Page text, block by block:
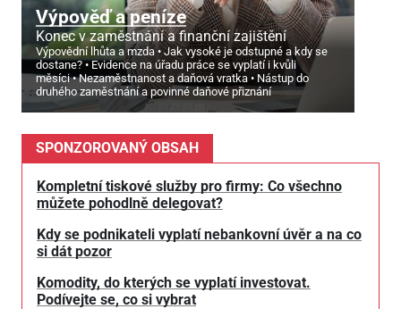
Výpověď a peníze
Konec v zaměstnání a finanční zajištění
Výpovědní lhůta a mzda
Jak vysoké je odstupné a kdy se
dostane?
Evidence na úřadu práce se vyplatí i kvůli
měsíci
Nezaměstnanost a daňová vratka
Nástup do
druhého zaměstnání a povinné daňové přiznání
SPONZOROVANÝ OBSAH
Kompletní tiskové služby pro firmy: Co všechno
můžete pohodlně delegovat?
Kdy se podnikateli vyplatí nebankovní úvěr a na co
si dát pozor
Komodity, do kterých se vyplatí investovat.
Podívejte se, co si vybrat